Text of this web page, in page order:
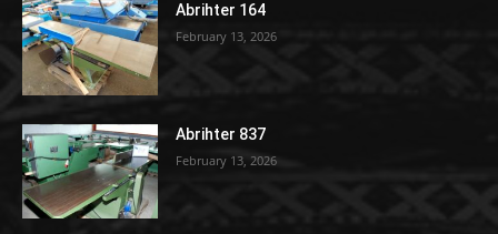
Abrihter 164
February 13, 2026
Abrihter 837
February 13, 2026